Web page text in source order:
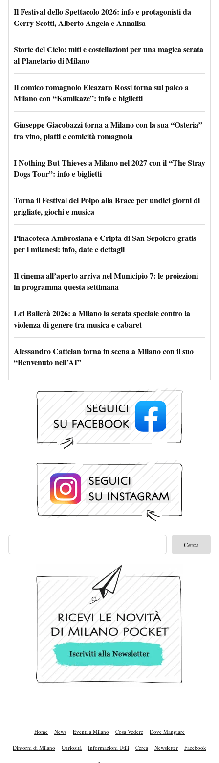
Il Festival dello Spettacolo 2026: info e protagonisti da
Gerry Scotti, Alberto Angela e Annalisa
Storie del Cielo: miti e costellazioni per una magica serata
al Planetario di Milano
Il comico romagnolo Eleazaro Rossi torna sul palco a
Milano con “Kamikaze”: info e biglietti
Giuseppe Giacobazzi torna a Milano con la sua “Osteria”
tra vino, piatti e comicità romagnola
I Nothing But Thieves a Milano nel 2027 con il “The Stray
Dogs Tour”: info e biglietti
Torna il Festival del Polpo alla Brace per undici giorni di
grigliate, giochi e musica
Pinacoteca Ambrosiana e Cripta di San Sepolcro gratis
per i milanesi: info, date e dettagli
Il cinema all’aperto arriva nel Municipio 7: le proiezioni
in programma questa settimana
Lei Ballerà 2026: a Milano la serata speciale contro la
violenza di genere tra musica e cabaret
Alessandro Cattelan torna in scena a Milano con il suo
“Benvenuto nell’AI”
Home News Eventi a Milano Cosa Vedere Dove Mangiare
Dintorni di Milano Curiosità Informazioni Utili Cerca Newsletter Facebook